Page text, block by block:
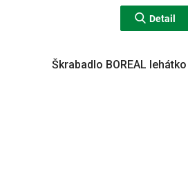
Detail
Škrabadlo BOREAL